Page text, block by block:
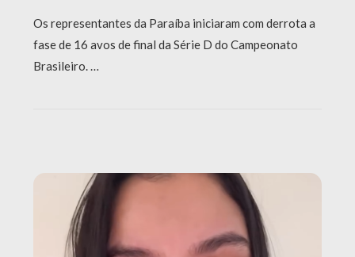
Os representantes da Paraíba iniciaram com derrota a
fase de 16 avos de final da Série D do Campeonato
Brasileiro. …